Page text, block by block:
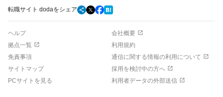
転職サイト dodaをシェア
ヘルプ
会社概要
拠点一覧
利用規約
免責事項
通信に関する情報の利用について
サイトマップ
採用を検討中の方へ
PCサイトを見る
利用者データの外部送信